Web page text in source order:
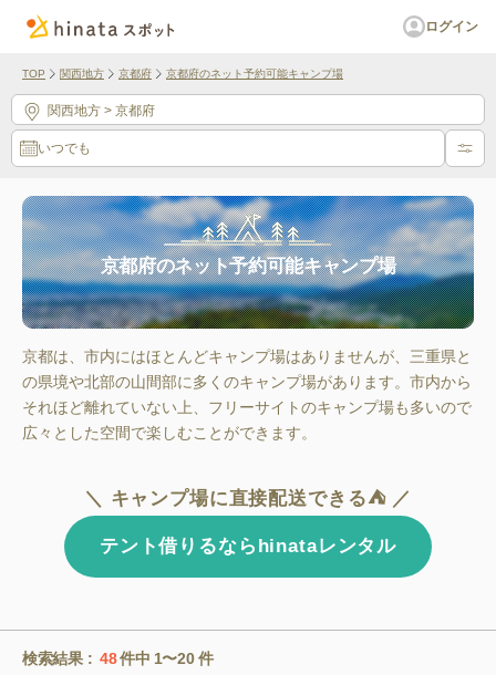
ログイン
TOP 関西地方 京都府 京都府のネット予約可能キャンプ場
関西地方 > 京都府
いつでも
京都府のネット予約可能キャンプ場
京都は、市内にはほとんどキャンプ場はありませんが、三重県と
の県境や北部の山間部に多くのキャンプ場があります。市内から
それほど離れていない上、フリーサイトのキャンプ場も多いので
広々とした空間で楽しむことができます。
＼ キャンプ場に直接配送できる⛺ ／
テント借りるならhinataレンタル
検索結果 : 48件中 1〜20 件